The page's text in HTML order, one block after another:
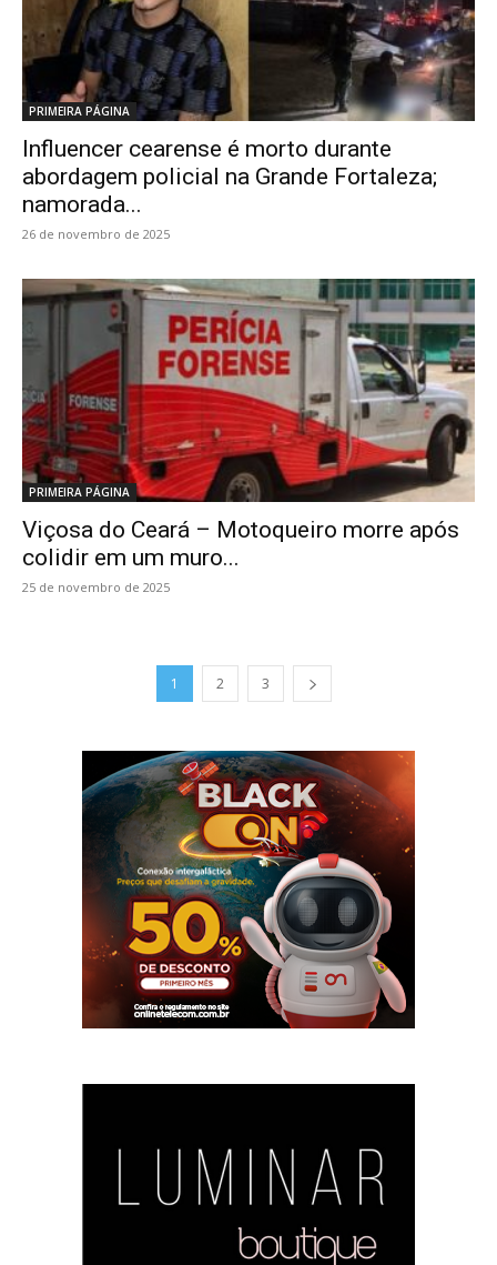
PRIMEIRA PÁGINA
Influencer cearense é morto durante
abordagem policial na Grande Fortaleza;
namorada...
26 de novembro de 2025
PRIMEIRA PÁGINA
Viçosa do Ceará – Motoqueiro morre após
colidir em um muro...
25 de novembro de 2025
1 2 3